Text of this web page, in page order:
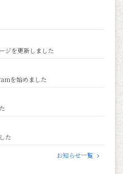
ジを更新しました
を始めました
た
お知らせ一覧